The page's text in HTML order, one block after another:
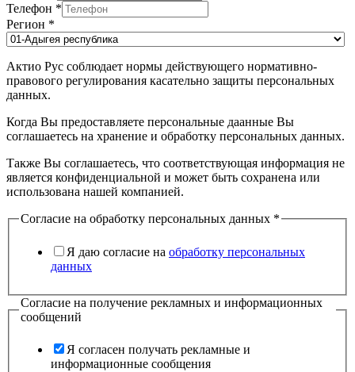
Телефон *
Регион *
Актио Рус соблюдает нормы действующего нормативно-
правового регулирования касательно защиты персональных
данных.
Когда Вы предоставляете персональные даанные Вы
соглашаетесь на хранение и обработку персональных данных.
Также Вы соглашаетесь, что соответствующая информация не
является конфиденциальной и может быть сохранена или
использована нашей компанией.
Согласие на обработку персональных данных *
Я даю согласие на обработку персональных
данных
Согласие на получение рекламных и информационных
сообщений
Я согласен получать рекламные и
информационные сообщения